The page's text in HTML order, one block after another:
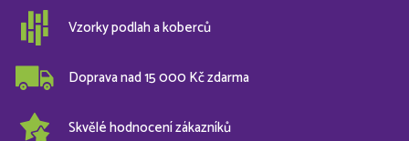
Vzorky podlah a koberců
Doprava nad 15 000 Kč zdarma
Skvělé hodnocení zákazníků